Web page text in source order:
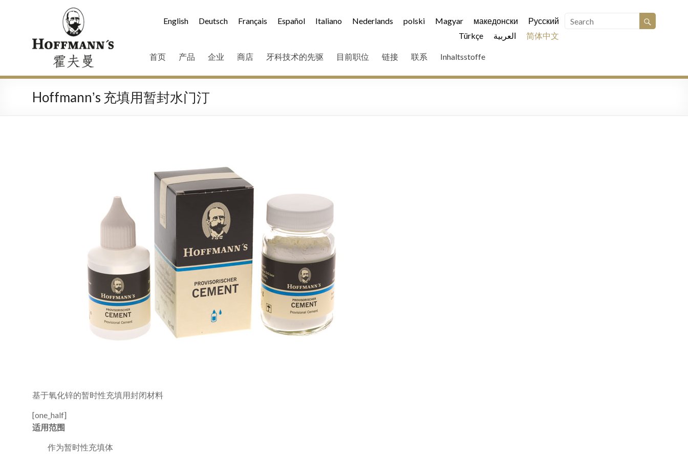
English Deutsch Français Español Italiano Nederlands polski Magyar македонски
Русский
Türkçe
العربية 简体中文
首页 产品 企业 商店 牙科技术的先驱 目前职位 链接 联系 Inhaltsstoffe
Hoffmannʼs 充填用暂封水门汀
基于氧化锌的暂时性充填用封闭材料
[one_half]
适用范围
作为暂时性充填体